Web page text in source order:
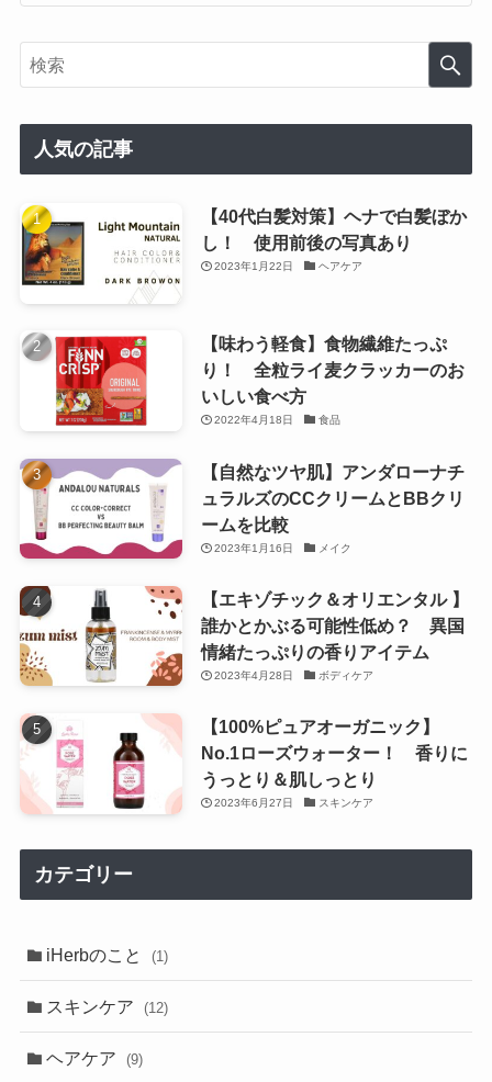
人気の記事
【40代白髪対策】ヘナで白髪ぼか
し！ 使用前後の写真あり
2023年1月22日 ヘアケア
【味わう軽食】食物繊維たっぷ
り！ 全粒ライ麦クラッカーのお
いしい食べ方
2022年4月18日 食品
【自然なツヤ肌】アンダローナチ
ュラルズのCCクリームとBBクリ
ームを比較
2023年1月16日 メイク
【エキゾチック＆オリエンタル 】
誰かとかぶる可能性低め？ 異国
情緒たっぷりの香りアイテム
2023年4月28日 ボディケア
【100%ピュアオーガニック】
No.1ローズウォーター！ 香りに
うっとり＆肌しっとり
2023年6月27日 スキンケア
カテゴリー
iHerbのこと (1)
スキンケア (12)
ヘアケア (9)